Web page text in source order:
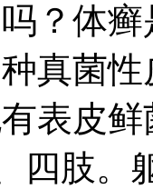
体癣
真菌
表皮
四肢。